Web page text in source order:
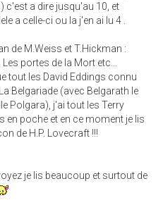
c'est a dire jusqu'au 10, et
a celle-ci ou la j'en ai lu 4 .
de M.Weiss et T.Hickman :
Les portes de la Mort etc...
tout les David Eddings connu
Belgariade (avec Belgarath le
Polgara), j'ai tout les Terry
en poche et en ce moment je lis
de H.P. Lovecraft !!!
je lis beaucoup et surtout de